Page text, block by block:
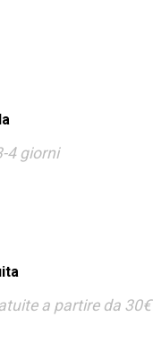
4 giorni
a partire da 30€